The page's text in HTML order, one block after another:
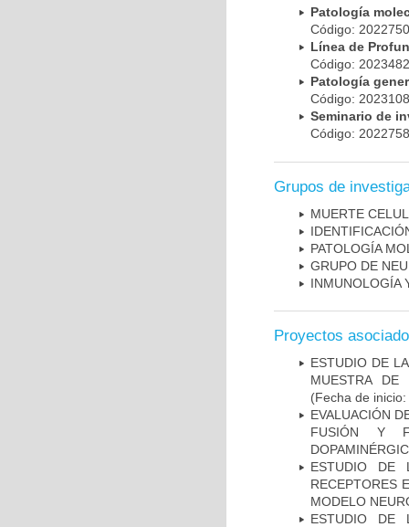
Patología
Código:
Línea de
Código:
Patología
Código:
Seminario de
Código:
Grupos de
MUERTE
PATOLOGÍA
GRUPO DE
INMUNOLOGÍA
Proyectos
ESTUDIO DE
MUESTRA DE
(Fecha de
EVALUACIÓN
FUSIÓN Y
ESTUDIO DE
RECEPTORES
MODELO
ESTUDIO DE